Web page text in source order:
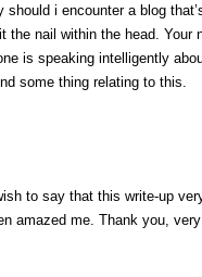
i encounter a blog
the nail within the head. Your
is speaking intelligently
some thing relating to this.
to say that this write-up
amazed me. Thank you,